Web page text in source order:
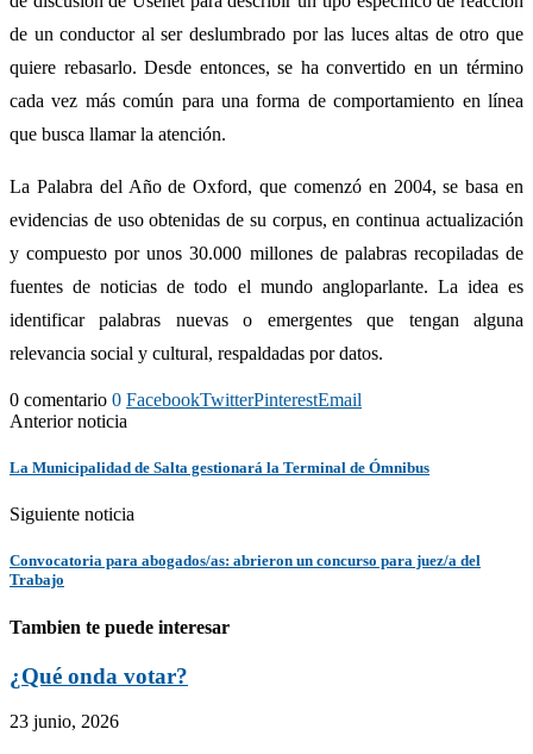
de un conductor al ser deslumbrado por las luces altas de otro que
quiere rebasarlo. Desde entonces, se ha convertido en un término
cada vez más común para una forma de comportamiento en línea
que busca llamar la atención.
La Palabra del Año de Oxford, que comenzó en 2004, se basa en
evidencias de uso obtenidas de su corpus, en continua actualización
y compuesto por unos 30.000 millones de palabras recopiladas de
fuentes de noticias de todo el mundo angloparlante. La idea es
identificar palabras nuevas o emergentes que tengan alguna
relevancia social y cultural, respaldadas por datos.
0 comentario 0 FacebookTwitterPinterestEmail
Anterior noticia
La Municipalidad de Salta gestionará la Terminal de Ómnibus
Siguiente noticia
Convocatoria para abogados/as: abrieron un concurso para juez/a del
Trabajo
Tambien te puede interesar
¿Qué onda votar?
23 junio, 2026